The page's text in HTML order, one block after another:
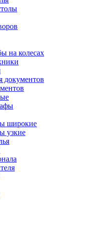
на колесах
документов
широкие
узкие